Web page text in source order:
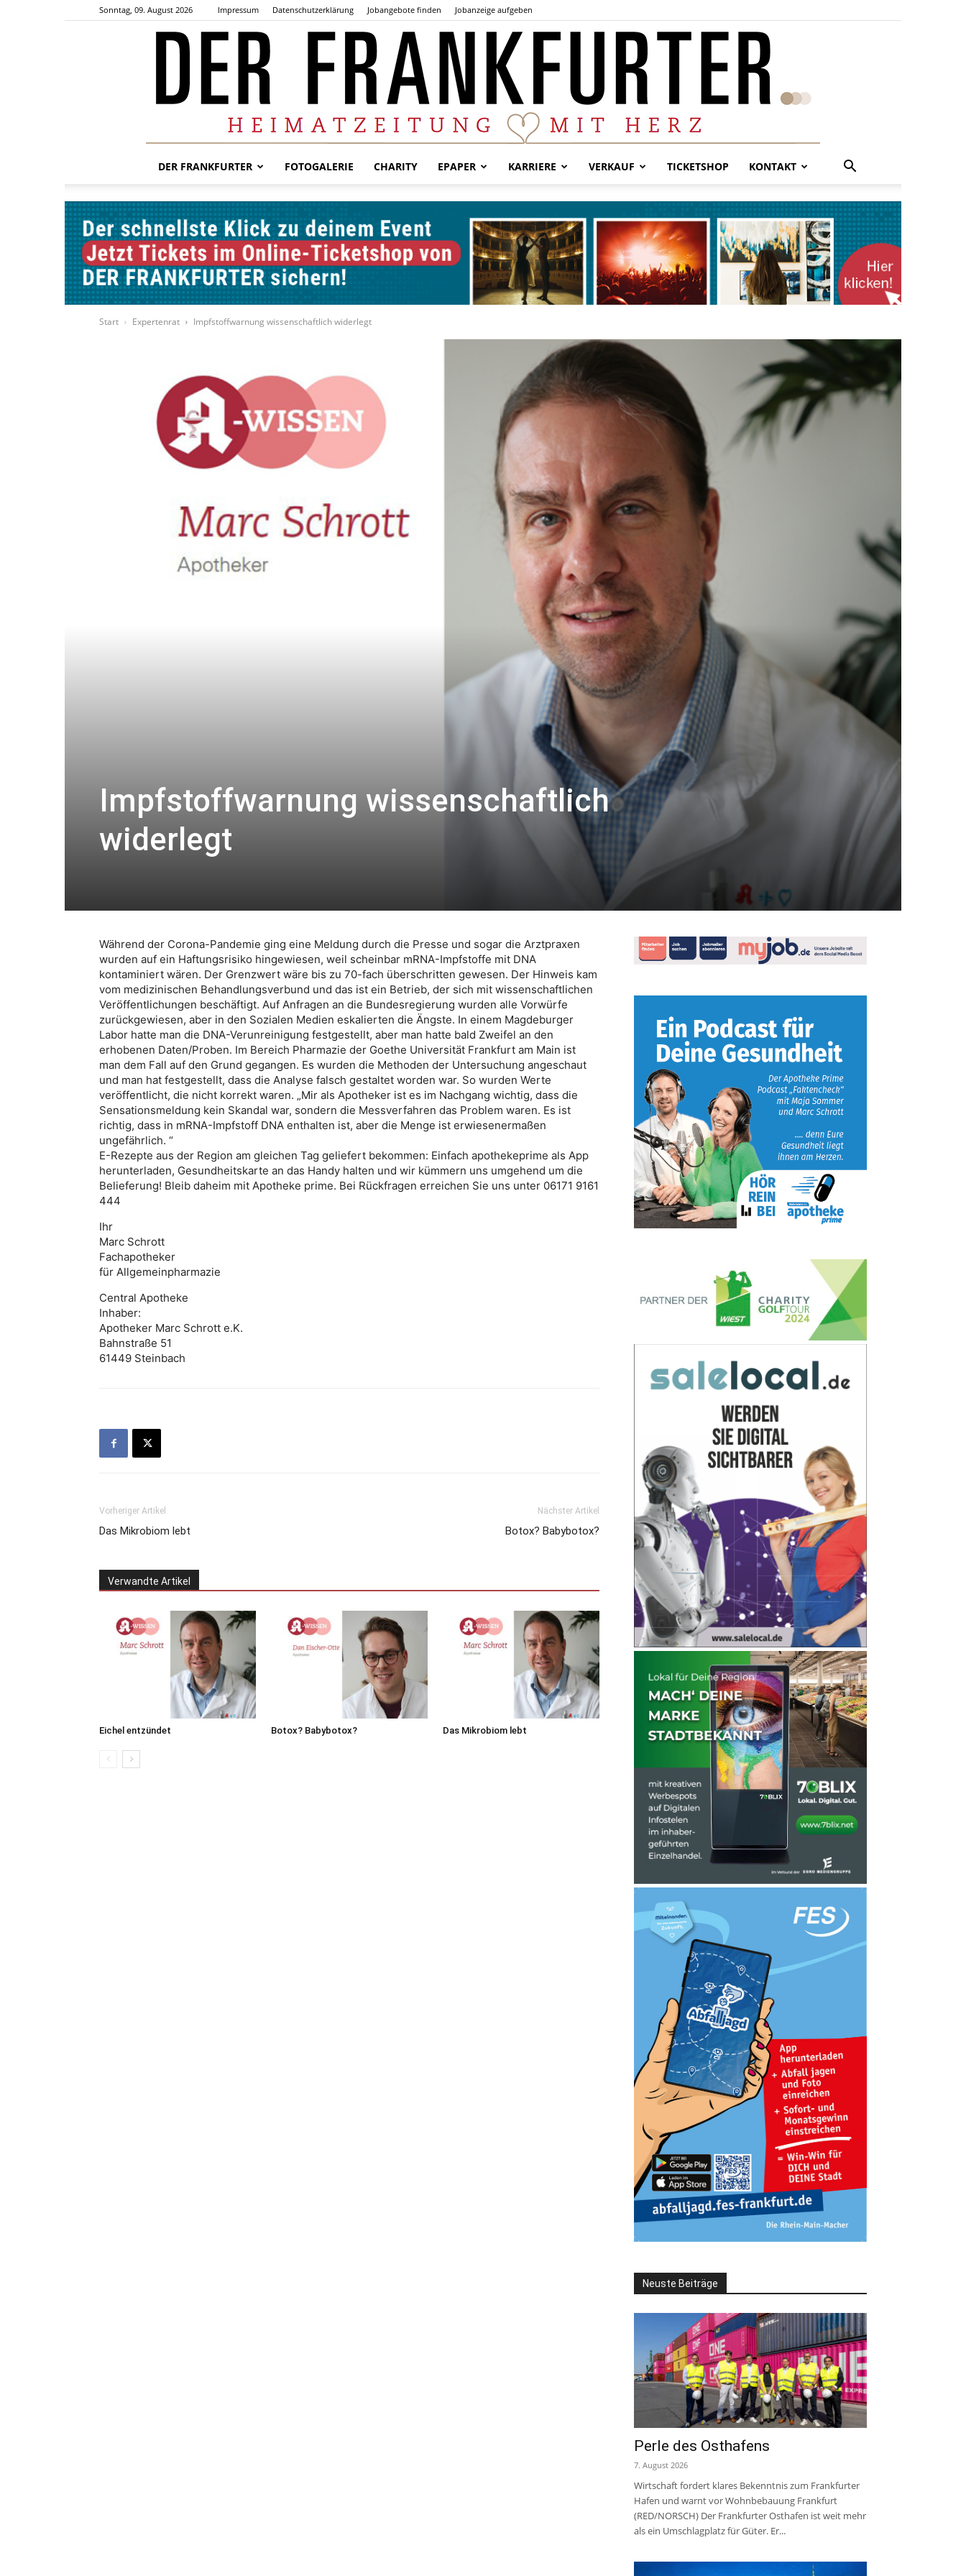
Sonntag, 09. August 2026 Impressum Datenschutzerklärung Jobangebote finden Jobanzeige aufgeben
Frankfurter
DER FRANKFURTER FOTOGALERIE CHARITY EPAPER KARRIERE VERKAUF TICKETSHOP KONTAKT
Start Expertenrat Impfstoffwarnung wissenschaftlich widerlegt
Impfstoffwarnung wissenschaftlich
widerlegt
Während der Corona-Pandemie ging eine Meldung durch die Presse und sogar die Arztpraxen
wurden auf ein Haftungsrisiko hingewiesen, weil scheinbar mRNA-Impfstoffe mit DNA
kontaminiert wären. Der Grenzwert wäre bis zu 70-fach überschritten gewesen. Der Hinweis kam
vom medizinischen Behandlungsverbund und das ist ein Betrieb, der sich mit wissenschaftlichen
Veröffentlichungen beschäftigt. Auf Anfragen an die Bundesregierung wurden alle Vorwürfe
zurückgewiesen, aber in den Sozialen Medien eskalierten die Ängste. In einem Magdeburger
Labor hatte man die DNA-Verunreinigung festgestellt, aber man hatte bald Zweifel an den
erhobenen Daten/Proben. Im Bereich Pharmazie der Goethe Universität Frankfurt am Main ist
man dem Fall auf den Grund gegangen. Es wurden die Methoden der Untersuchung angeschaut
und man hat festgestellt, dass die Analyse falsch gestaltet worden war. So wurden Werte
veröffentlicht, die nicht korrekt waren. „Mir als Apotheker ist es im Nachgang wichtig, dass die
Sensationsmeldung kein Skandal war, sondern die Messverfahren das Problem waren. Es ist
richtig, dass in mRNA-Impfstoff DNA enthalten ist, aber die Menge ist erwiesenermaßen
ungefährlich. “
E-Rezepte aus der Region am gleichen Tag geliefert bekommen: Einfach apothekeprime als App
herunterladen, Gesundheitskarte an das Handy halten und wir kümmern uns umgehend um die
Belieferung! Bleib daheim mit Apotheke prime. Bei Rückfragen erreichen Sie uns unter 06171 9161
444
Ihr
Marc Schrott
Fachapotheker
für Allgemeinpharmazie
Central Apotheke
Inhaber:
Apotheker Marc Schrott e.K.
Bahnstraße 51
61449 Steinbach
Vorheriger Artikel
Das Mikrobiom lebt
Nächster Artikel
Botox? Babybotox?
Verwandte Artikel
Eichel entzündet Botox? Babybotox? Das Mikrobiom lebt
Neuste Beiträge
Perle des Osthafens
7. August 2026
Wirtschaft fordert klares Bekenntnis zum Frankfurter
Hafen und warnt vor Wohnbebauung Frankfurt
(RED/NORSCH) Der Frankfurter Osthafen ist weit mehr
als ein Umschlagplatz für Güter. Er...